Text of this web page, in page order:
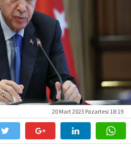
20 Mart 2023 Pazartesi 18:19